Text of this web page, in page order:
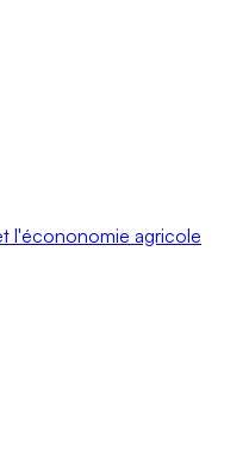
l'écononomie agricole